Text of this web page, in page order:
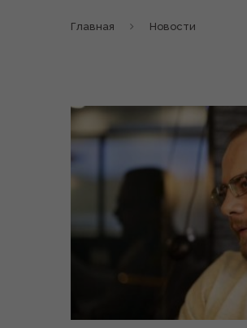
Главная Новости